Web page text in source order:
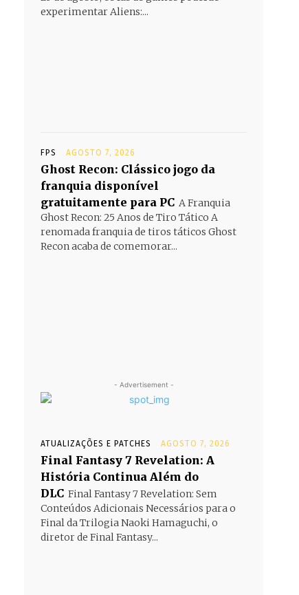
experimentar Aliens:...
FPS AGOSTO 7, 2026
Ghost Recon: Clássico jogo da
franquia disponível
gratuitamente para PC A Franquia
Ghost Recon: 25 Anos de Tiro Tático A
renomada franquia de tiros táticos Ghost
Recon acaba de comemorar...
- Advertisement -
ATUALIZAÇÕES E PATCHES AGOSTO 7, 2026
Final Fantasy 7 Revelation: A
História Continua Além do
DLC Final Fantasy 7 Revelation: Sem
Conteúdos Adicionais Necessários para o
Final da Trilogia Naoki Hamaguchi, o
diretor de Final Fantasy...